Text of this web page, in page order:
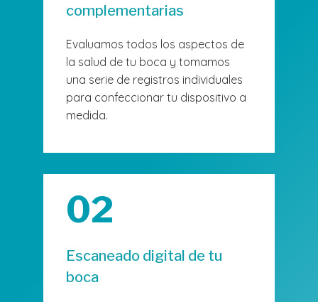
complementarias
Evaluamos todos los aspectos de
la salud de tu boca y tomamos
una serie de registros individuales
para confeccionar tu dispositivo a
medida.
02
Escaneado digital de tu
boca